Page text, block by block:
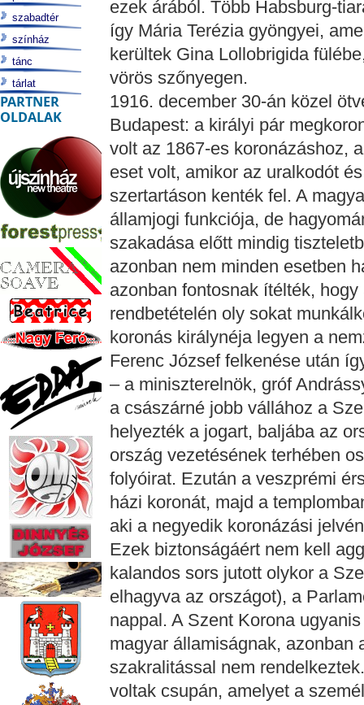
ezek árából. Több Habsburg-
így Mária Terézia gyöngyei,
kerültek Gina Lollobrigida
vörös szőnyegen.
1916. december 30-án közel
Budapest: a királyi pár
volt az 1867-es koronázáshoz,
eset volt, amikor az uralkodót
szertartáson kenték fel. A
államjogi funkciója, de
szakadása előtt mindig
azonban nem minden esetben
azonban fontosnak ítélték,
rendbetételén oly sokat
koronás királynéja legyen a
Ferenc József felkenése után
– a miniszterelnök, gróf
a császárné jobb vállához a
helyezték a jogart, baljába az
ország vezetésének terhében
folyóirat. Ezután a veszprémi
házi koronát, majd a
aki a negyedik koronázási
Ezek biztonságáért nem kell
kalandos sors jutott olykor a
elhagyva az országot), a
nappal. A Szent Korona
magyar államiságnak, azonban
szakralitással nem
voltak csupán, amelyet a
szabadtér
színház
tánc
tárlat
PARTNER
OLDALAK